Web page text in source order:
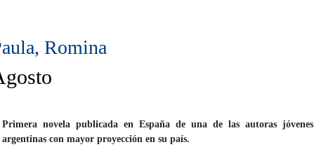
Romina
Primera novela publicada en España de una de las autoras jóvenes
argentinas con mayor proyección en su país.